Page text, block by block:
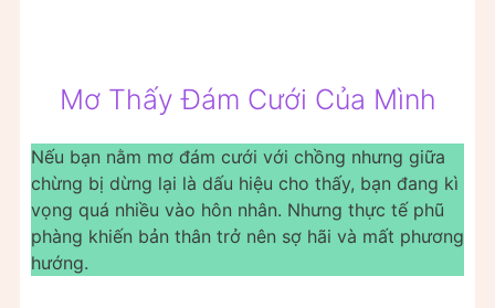
Mơ Thấy Đám Cưới Của Mình
Nếu bạn nằm mơ đám cưới với chồng nhưng giữa
chừng bị dừng lại là dấu hiệu cho thấy, bạn đang kì
vọng quá nhiều vào hôn nhân. Nhưng thực tế phũ
phàng khiến bản thân trở nên sợ hãi và mất phương
hướng.